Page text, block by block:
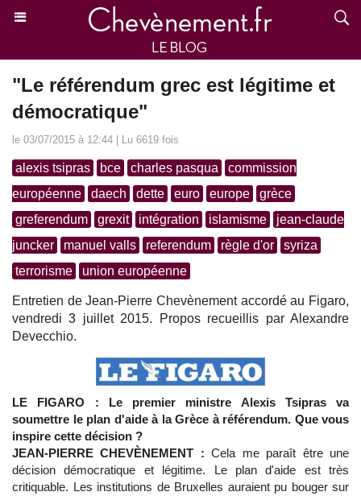
"Le référendum grec est légitime et
démocratique"
le 03/07/2015 à 12:44 | Lu 6619 fois
alexis tsipras bce charles pasqua
commission
européenne
daech dette euro europe
grèce
greferendum
grexit intégration islamisme
jean-claude
juncker
manuel valls referendum règle d'or
syriza
terrorisme
union européenne
Entretien de Jean-Pierre Chevènement accordé au Figaro,
vendredi 3 juillet 2015. Propos recueillis par Alexandre
Devecchio.
LE FIGARO : Le premier ministre Alexis Tsipras va
soumettre le plan d'aide à la Grèce à référendum. Que vous
inspire cette décision ?
JEAN-PIERRE CHEVÈNEMENT : Cela me paraît être une
décision démocratique et légitime. Le plan d'aide est très
critiquable. Les institutions de Bruxelles auraient pu bouger sur